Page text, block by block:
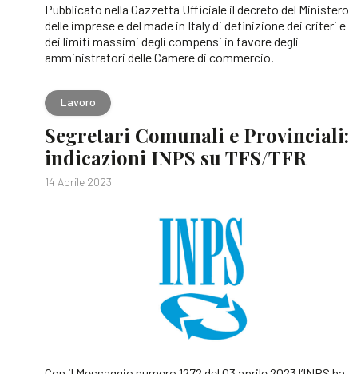
Pubblicato nella Gazzetta Ufficiale il decreto del Ministero
delle imprese e del made in Italy di definizione dei criteri e
dei limiti massimi degli compensi in favore degli
amministratori delle Camere di commercio.
Lavoro
Segretari Comunali e Provinciali:
indicazioni INPS su TFS/TFR
14 Aprile 2023